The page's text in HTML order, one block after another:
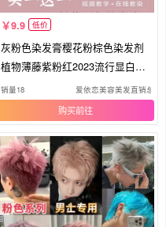
9.9 低价
灰粉色染发膏樱花粉棕色染发剂
植物薄藤紫粉红2023流行显白自
己染
销量18 爱依恋美容美发直销总店
购买